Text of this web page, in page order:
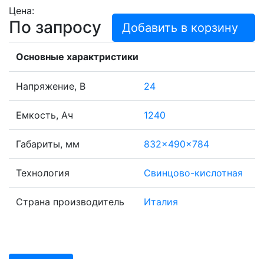
Цена:
По запросу Добавить в корзину
Основные характристики
Напряжение, В 24
Емкость, Ач 1240
Габариты, мм 832x490x784
Технология Свинцово-кислотная
Страна производитель Италия